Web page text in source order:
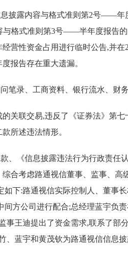
披露内容与格式准则第2号——年
格式准则第3号——半年度报告
营性资金占用进行临时公告,并在
报告存在重大遗漏。
录、工商资料、银行流水、财
关联交易,违反了《证券法》第
所述违法情形。
《信息披露违法行为行政责任
合考虑路通视信董事、监事、
下:路通视信实际控制人、董事
方公司进行配合;总经理蓝宇负
王迪提出了资金需求,联系了部
蓝宇和黄茂钦为路通视信信息